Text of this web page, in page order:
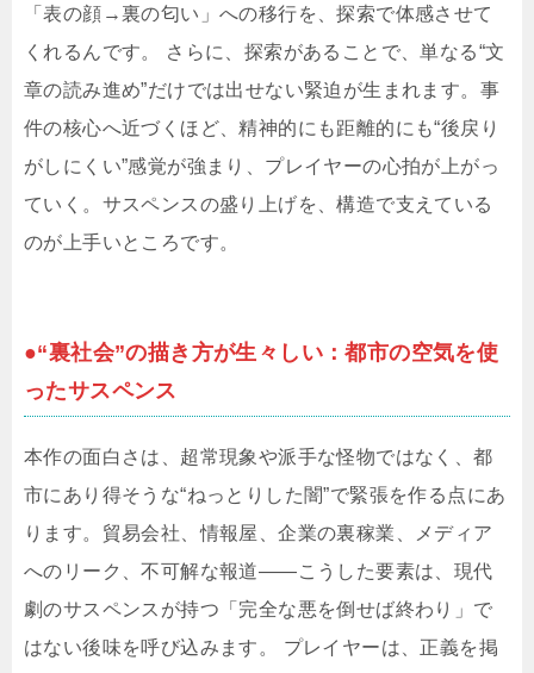
「表の顔→裏の匂い」への移行を、探索で体感させて
くれるんです。 さらに、探索があることで、単なる“文
章の読み進め”だけでは出せない緊迫が生まれます。事
件の核心へ近づくほど、精神的にも距離的にも“後戻り
がしにくい”感覚が強まり、プレイヤーの心拍が上がっ
ていく。サスペンスの盛り上げを、構造で支えている
のが上手いところです。
●“裏社会”の描き方が生々しい：都市の空気を使
ったサスペンス
本作の面白さは、超常現象や派手な怪物ではなく、都
市にあり得そうな“ねっとりした闇”で緊張を作る点にあ
ります。貿易会社、情報屋、企業の裏稼業、メディア
へのリーク、不可解な報道――こうした要素は、現代
劇のサスペンスが持つ「完全な悪を倒せば終わり」で
はない後味を呼び込みます。 プレイヤーは、正義を掲